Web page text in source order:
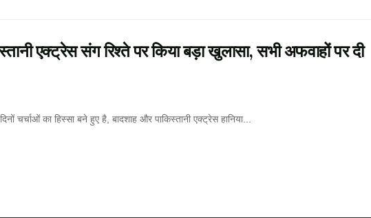
एक्ट्रेस संग रिश्ते पर किया बड़ा खुलासा, सभी अफवाहों पर दी
चर्चाओं का हिस्सा बने हुए है, बादशाह और पाकिस्तानी एक्ट्रेस हानिया...